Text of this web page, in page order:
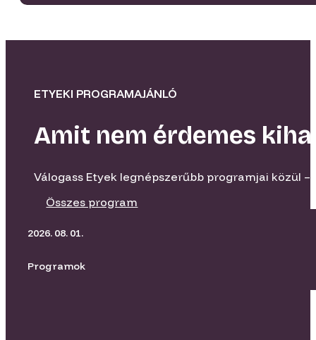
ETYEKI PROGRAMAJÁNLÓ
Amit nem érdemes
Válogass Etyek legnépszerűbb programjai közül
Összes program
2026. 08. 01.
Programok